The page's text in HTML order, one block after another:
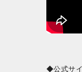
◆公式サ